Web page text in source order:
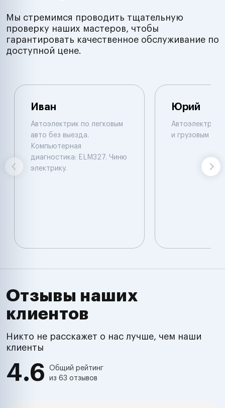
Мы стремимся проводить тщательную
проверку наших мастеров, чтобы
гарантировать качественное обслуживание по
доступной цене.
Иван
Автоэлектрик по легковым
авто без выезда.
Компьютерная
диагностика: ELM327. Чиню
электрику.
Юрий
Автоэлектрик
и грузовым
Отзывы наших
клиентов
Никто не расскажет о нас лучше, чем наши
клиенты
4.6
Общий рейтинг
из 63 отзывов